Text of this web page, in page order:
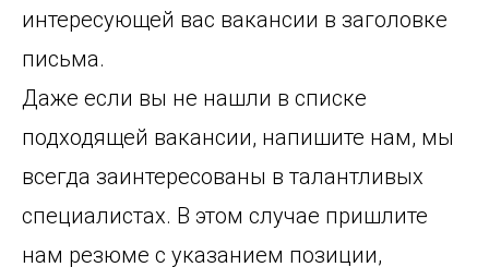
интересующей вас вакансии в заголовке
письма.
Даже если вы не нашли в списке
подходящей вакансии, напишите нам, мы
всегда заинтересованы в талантливых
специалистах. В этом случае пришлите
нам резюме с указанием позиции,